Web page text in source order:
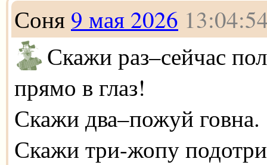
Соня 9 мая 2026
Скажи раз–сейчас
прямо в глаз!
Скажи два–пожуй говна.
Скажи три-жопу